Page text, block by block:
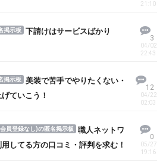
21:10
掲示板 下請けはサービスばかり
3
04/02
22:43
掲示板
美装で苦手でやりたくない・
ていこう！
12
04/22
02:03
員登録なし)の匿名掲示板
職人ネットワ
してる方の口コミ・評判を求む！
0
05/27
19:16